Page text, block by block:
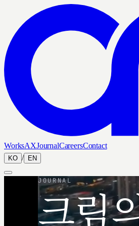
WorksAXJournalCareersContact
KO / EN
JOURNAL
크림